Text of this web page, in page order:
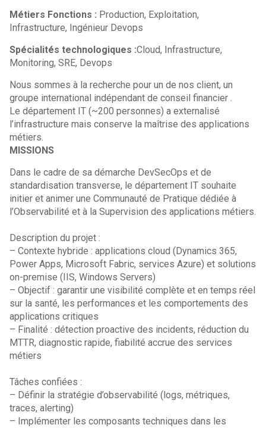
Métiers Fonctions : Production, Exploitation,
Infrastructure, Ingénieur Devops
Spécialités technologiques :Cloud, Infrastructure,
Monitoring, SRE, Devops
Nous sommes à la recherche pour un de nos client, un
groupe international indépendant de conseil financier .
Le département IT (~200 personnes) a externalisé
l’infrastructure mais conserve la maîtrise des applications
métiers.
MISSIONS
Dans le cadre de sa démarche DevSecOps et de
standardisation transverse, le département IT souhaite
initier et animer une Communauté de Pratique dédiée à
l’Observabilité et à la Supervision des applications métiers.
Description du projet :
– Contexte hybride : applications cloud (Dynamics 365,
Power Apps, Microsoft Fabric, services Azure) et solutions
on-premise (IIS, Windows Servers)
– Objectif : garantir une visibilité complète et en temps réel
sur la santé, les performances et les comportements des
applications critiques
– Finalité : détection proactive des incidents, réduction du
MTTR, diagnostic rapide, fiabilité accrue des services
métiers
Tâches confiées :
– Définir la stratégie d’observabilité (logs, métriques,
traces, alerting)
– Implémenter les composants techniques dans les